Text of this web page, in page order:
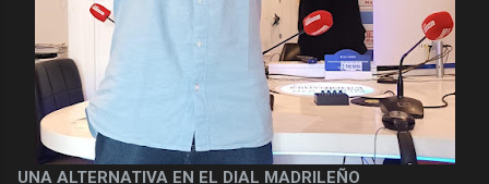
UNA ALTERNATIVA EN EL DIAL MADRILEÑO